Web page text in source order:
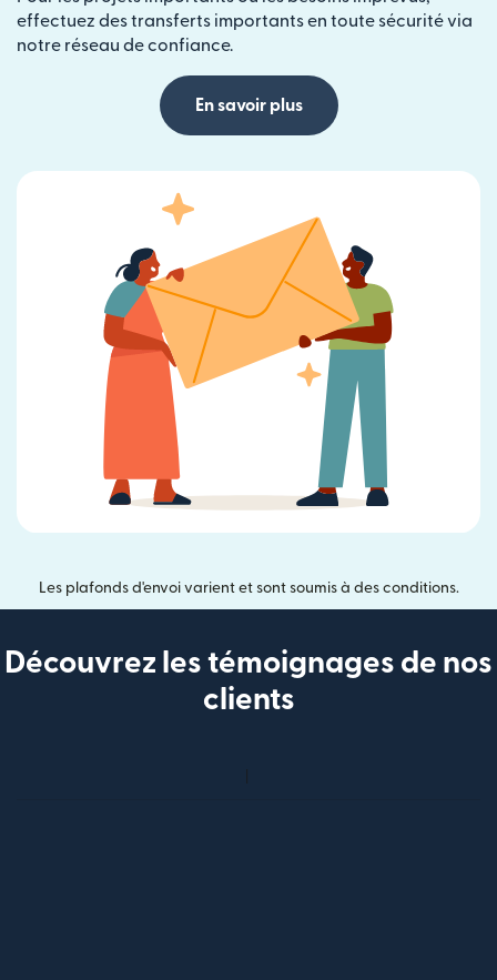
effectuez des transferts importants en toute sécurité via
notre réseau de confiance.
En savoir plus
Les plafonds d'envoi varient et sont soumis à des conditions.
Découvrez les témoignages de nos
clients